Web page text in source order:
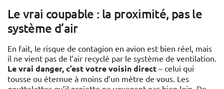
Le vrai coupable : la proximité, pas le
système d’air
En fait, le risque de contagion en avion est bien réel, mais
il ne vient pas de l’air recyclé par le système de ventilation.
Le vrai danger, c’est votre voisin direct – celui qui
tousse ou éternue à moins d’un mètre de vous. Les